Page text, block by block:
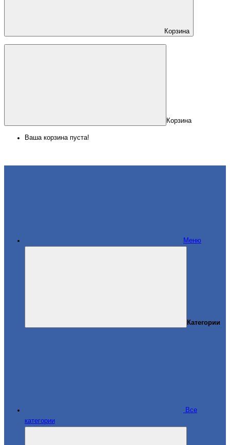
Корзина
Корзина
Ваша корзина пуста!
Меню
Категории
Все
категории